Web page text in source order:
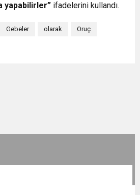
yapabilirler” ifadelerini kullandı.
Gebeler olarak Oruç